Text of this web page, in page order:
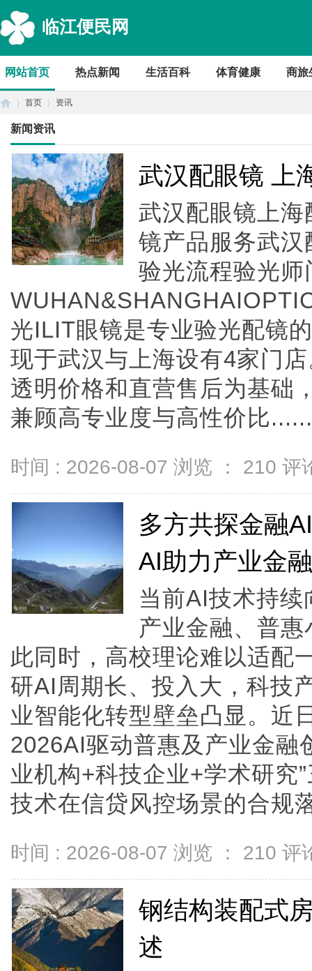
临江便民网
网站首页 热点新闻 生活百科 体育健康 商旅
首页
›
资讯
新闻资讯
武汉配眼镜 上
武汉配眼镜上
镜产品服务武
验光流程验光
光ILIT眼镜是专业验光配镜
现于武汉与上海设有4家门
透明价格和直营售后为基础
兼顾高专业度与高性价比......
时间 : 2026-08-07 浏览 ： 210 评
多方共探金融
AI助力产业金
当前AI技术持
产业金融、普
此同时，高校理论难以适配
研AI周期长、投入大，科技
业智能化转型壁垒凸显。近
2026AI驱动普惠及产业金融
业机构+科技企业+学术研究
技术在信贷风控场景的合规
时间 : 2026-08-07 浏览 ： 210 评
钢结构装配式
述